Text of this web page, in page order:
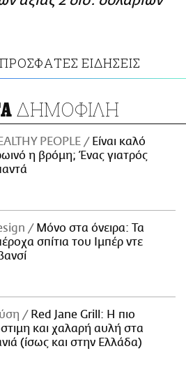
ΠΡΟΣΦΑΤΕΣ ΕΙΔΗΣΕΙΣ
ΔΗΜΟΦΙΛΗ
PEOPLE
Είναι καλό
η βρόμη; Ένας γιατρός
Μόνο στα όνειρα: Τα
σπίτια του Ιμπέρ ντε
Red Jane Grill: Η πιο
και χαλαρή αυλή στα
(ίσως και στην Ελλάδα)